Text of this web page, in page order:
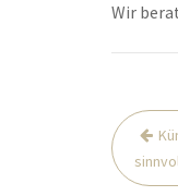
Wir